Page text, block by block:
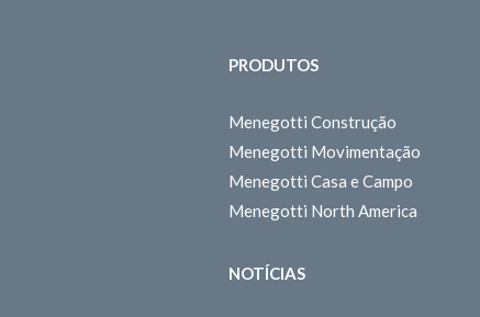
PRODUTOS
Menegotti Construção
Menegotti Movimentação
Menegotti Casa e Campo
Menegotti North America
NOTÍCIAS